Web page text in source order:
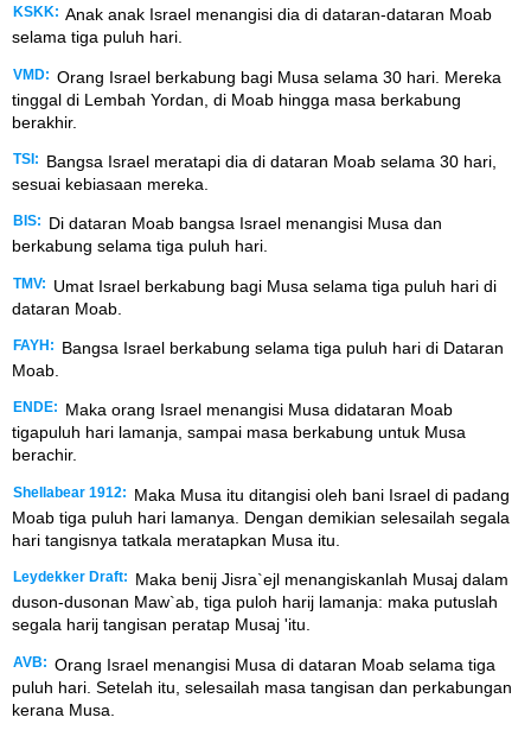
KSKK: Anak anak Israel menangisi dia di dataran-dataran Moab
selama tiga puluh hari.
VMD: Orang Israel berkabung bagi Musa selama 30 hari. Mereka
tinggal di Lembah Yordan, di Moab hingga masa berkabung
berakhir.
TSI:
Bangsa Israel meratapi dia di dataran Moab selama 30 hari,
sesuai kebiasaan mereka.
BIS:
Di dataran Moab bangsa Israel menangisi Musa dan
berkabung selama tiga puluh hari.
TMV:
Umat Israel berkabung bagi Musa selama tiga puluh hari di
dataran Moab.
FAYH:
Bangsa Israel berkabung selama tiga puluh hari di Dataran
Moab.
ENDE:
Maka orang Israel menangisi Musa didataran Moab
tigapuluh hari lamanja, sampai masa berkabung untuk Musa
berachir.
Shellabear 1912:
Maka Musa itu ditangisi oleh bani Israel di padang
Moab tiga puluh hari lamanya. Dengan demikian selesailah segala
hari tangisnya tatkala meratapkan Musa itu.
Leydekker Draft:
Maka benij Jisra`ejl menangiskanlah Musaj dalam
duson-dusonan Maw`ab, tiga puloh harij lamanja: maka putuslah
segala harij tangisan peratap Musaj 'itu.
AVB: Orang Israel menangisi Musa di dataran Moab selama tiga
puluh hari. Setelah itu, selesailah masa tangisan dan perkabungan
kerana Musa.